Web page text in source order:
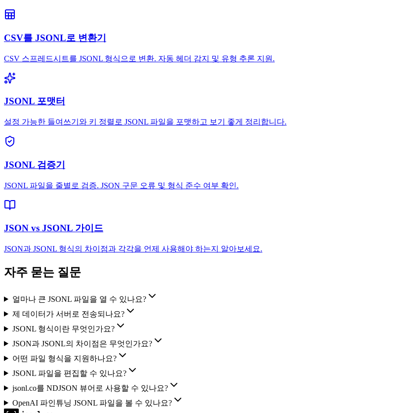
CSV를 JSONL로 변환기
CSV 스프레드시트를 JSONL 형식으로 변환. 자동 헤더 감지 및 유형 추론 지원.
JSONL 포맷터
설정 가능한 들여쓰기와 키 정렬로 JSONL 파일을 포맷하고 보기 좋게 정리합니다.
JSONL 검증기
JSONL 파일을 줄별로 검증. JSON 구문 오류 및 형식 준수 여부 확인.
JSON vs JSONL 가이드
JSON과 JSONL 형식의 차이점과 각각을 언제 사용해야 하는지 알아보세요.
자주 묻는 질문
얼마나 큰 JSONL 파일을 열 수 있나요?
제 데이터가 서버로 전송되나요?
JSONL 형식이란 무엇인가요?
JSON과 JSONL의 차이점은 무엇인가요?
어떤 파일 형식을 지원하나요?
JSONL 파일을 편집할 수 있나요?
jsonl.co를 NDJSON 뷰어로 사용할 수 있나요?
OpenAI 파인튜닝 JSONL 파일을 볼 수 있나요?